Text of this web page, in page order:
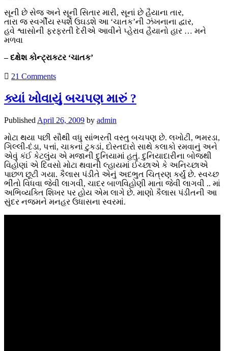
સૂની છે સેજ અને સૂની સિતાર મારી, સૂનાં છે હૈયાના તાર,
તારા જ સ્વર્ગીય સ્પર્શે ઉઘડશે આ ‘ચાતક’ની ઝંખનાના દ્વાર,
હવે શ્વાસોની ફરફરતી દેરીએ આવીને પ્હેરાવ હૈયાનો હાર … મને
મળવા
– દક્ષેશ કોન્ટ્રાકટર ‘ચાતક’
21 Comments
ક્યાં ખોવાયું બચપણ મારું ?
Published April 26, 2009 by admin
મોટા થયા પછી સૌથી વધુ સાંભરતી વસ્તુ બચપણ છે. લખોટી, ભમરડા,
ગિલ્લી-દંડા, પત્તાં, ચાકનાં ટુકડાં, દોસ્તદારો સાથે કલાકો રમવાનું અને
એવું કંઈ કેટલુંય એ મજાની દુનિયામાં હતું. દુનિયાદારીના બોજથી
વિહોણાં એ દિવસો મોટા થવાની લ્હાયમાં ઈચ્છાએ કે અનિચ્છાએ
પાછળ છૂટી ગયા. કૈલાસ પંડીતે એનું અદભુત ચિત્રણ કર્યું છે. સ્વચ્છ
ભીંતો વિધવા જેવી લાગવી, ચાદર બાળવિહોણી માતા જેવી લાગવી .. માં
અભિવ્યક્તિ શિખર પર હોય એમ લાગે છે. માણો કૈલાસ પંડીતની આ
સુંદર નજમને મનહર ઉધાસના સ્વરમાં.